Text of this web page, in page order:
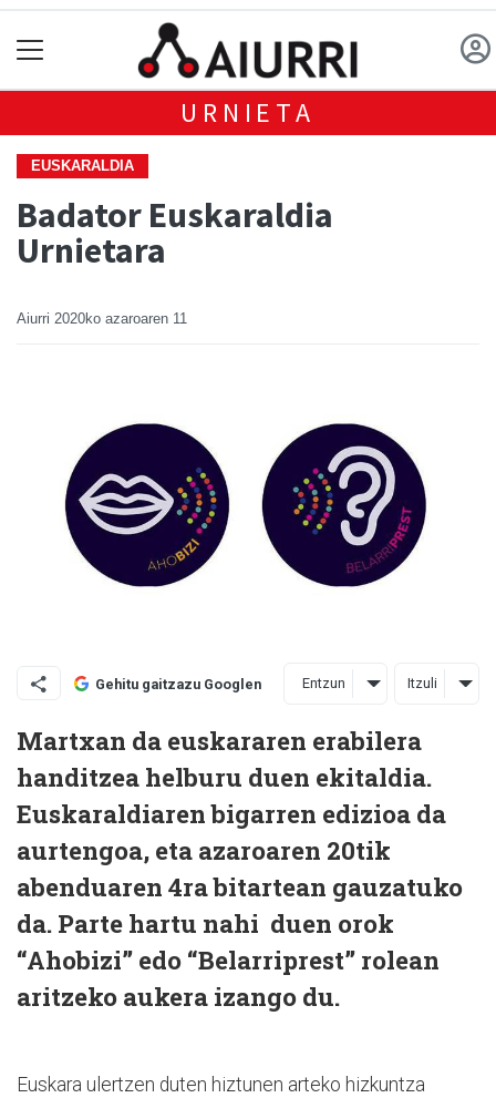
URNIETA
EUSKARALDIA
Badator Euskaraldia
Urnietara
Aiurri 2020ko azaroaren 11
Gehitu gaitzazu Googlen Entzun Itzuli
Martxan da euskararen erabilera
handitzea helburu duen ekitaldia.
Euskaraldiaren bigarren edizioa da
aurtengoa, eta azaroaren 20tik
abenduaren 4ra bitartean gauzatuko
da. Parte hartu nahi duen orok
“Ahobizi” edo “Belarriprest” rolean
aritzeko aukera izango du.
Euskara ulertzen duten hiztunen arteko hizkuntza